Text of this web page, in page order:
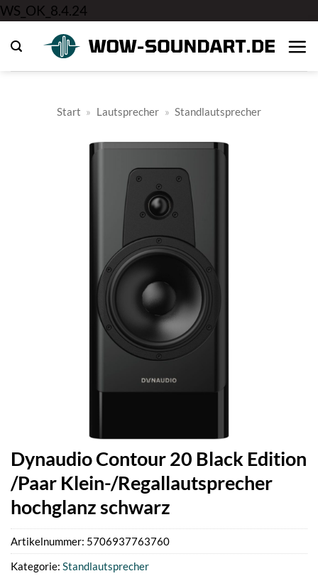
WS_OK_8.4.24
springen
Start » Lautsprecher » Standlautsprecher
Dynaudio Contour 20 Black Edition
/Paar Klein-/Regallautsprecher
hochglanz schwarz
Artikelnummer: 5706937763760
Kategorie: Standlautsprecher